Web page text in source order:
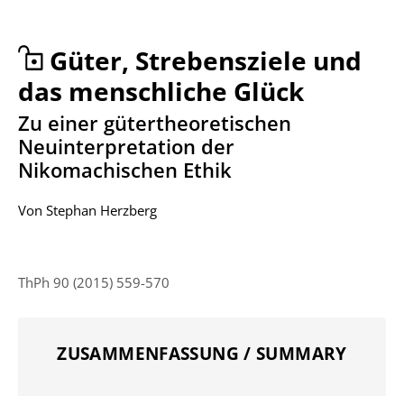
Güter, Strebensziele und
das menschliche Glück
:
Zu einer gütertheoretischen
Neuinterpretation der
Nikomachischen Ethik
Von Stephan Herzberg
ThPh 90 (2015) 559-570
ZUSAMMENFASSUNG / SUMMARY